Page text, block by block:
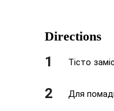
Directions
Тісто
Для